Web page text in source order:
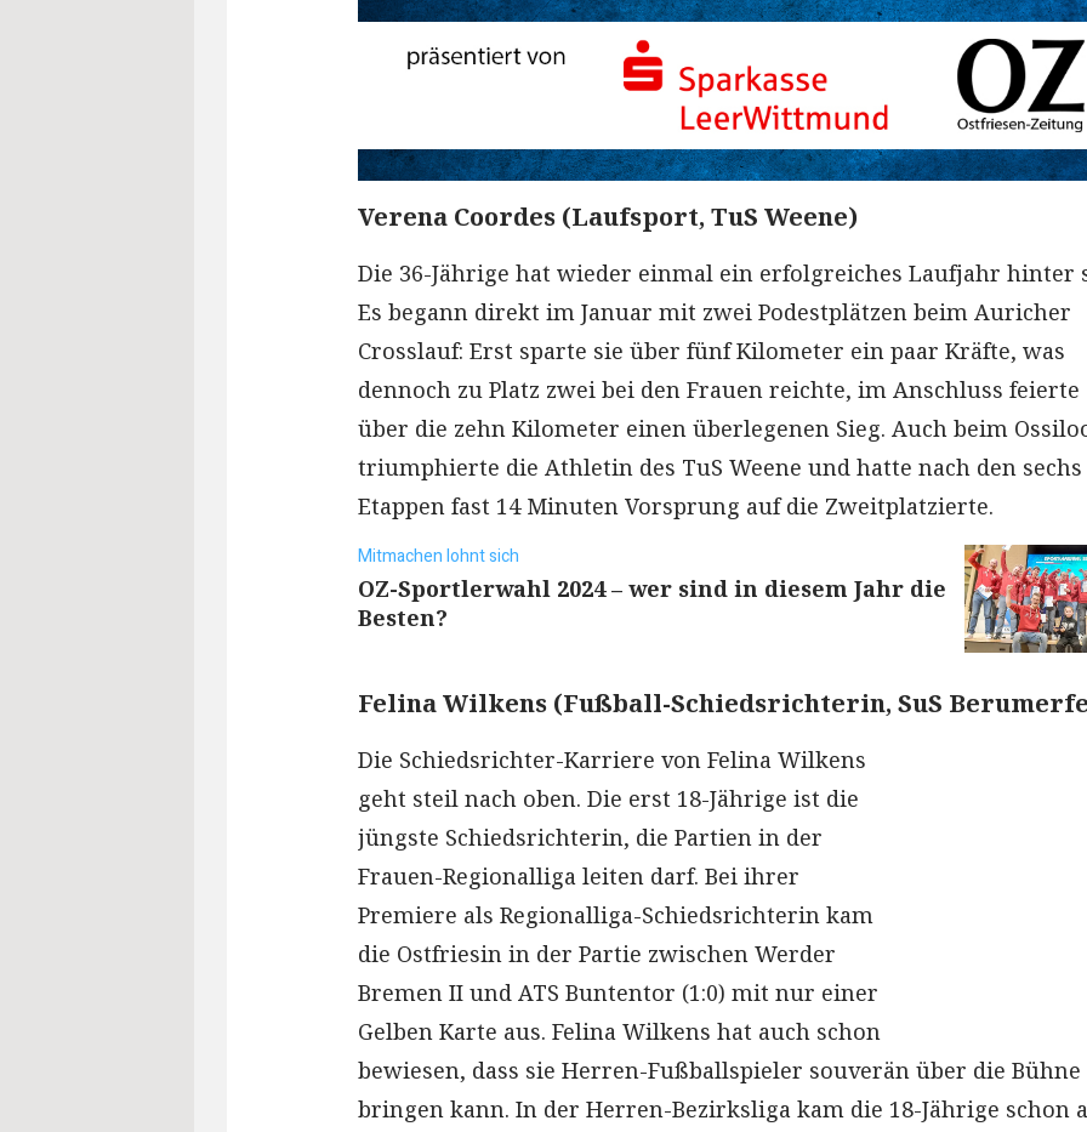
Verena Coordes (Laufsport, TuS Weene)
Die 36-Jährige hat wieder einmal ein erfolgreiches Laufjahr hinter
Es begann direkt im Januar mit zwei Podestplätzen beim Auricher
Crosslauf: Erst sparte sie über fünf Kilometer ein paar Kräfte, was
dennoch zu Platz zwei bei den Frauen reichte, im Anschluss feierte
über die zehn Kilometer einen überlegenen Sieg. Auch beim
triumphierte die Athletin des TuS Weene und hatte nach den sechs
Etappen fast 14 Minuten Vorsprung auf die Zweitplatzierte.
Mitmachen lohnt sich
OZ-Sportlerwahl 2024 – wer sind in diesem Jahr die
Besten?
Felina Wilkens (Fußball-Schiedsrichterin, SuS
Die Schiedsrichter-Karriere von Felina Wilkens
geht steil nach oben. Die erst 18-Jährige ist die
jüngste Schiedsrichterin, die Partien in der
Frauen-Regionalliga leiten darf. Bei ihrer
Premiere als Regionalliga-Schiedsrichterin kam
die Ostfriesin in der Partie zwischen Werder
Bremen II und ATS Buntentor (1:0) mit nur einer
Gelben Karte aus. Felina Wilkens hat auch schon
bewiesen, dass sie Herren-Fußballspieler souverän über die Bühne
bringen kann. In der Herren-Bezirksliga kam die 18-Jährige schon